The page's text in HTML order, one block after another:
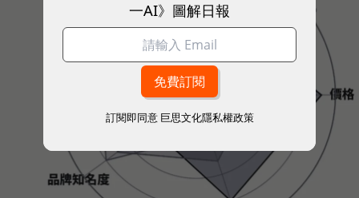
一AI》圖解日報
訂閱即同意 巨思文化隱私權政策